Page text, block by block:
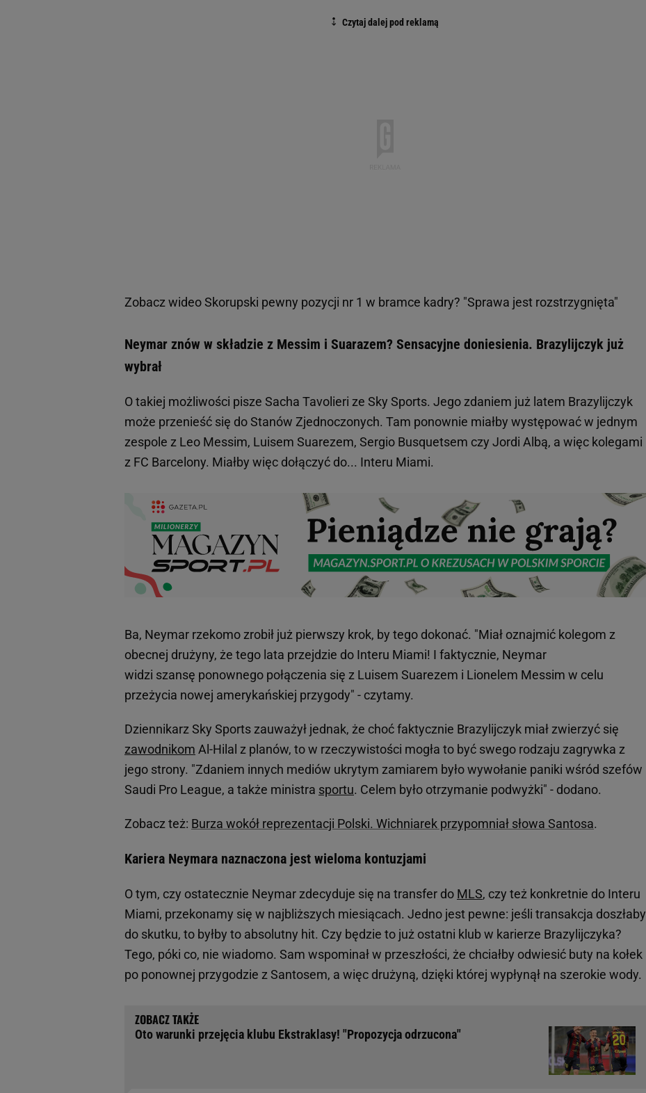
Zobacz wideoSkorupski pewny pozycji nr 1 w bramce kadry? "Sprawa jest rozstrzygnięta"
Neymar znów w składzie z Messim i Suarazem? Sensacyjne doniesienia. Brazylijczyk już
wybrał
O takiej możliwości pisze Sacha Tavolieri ze Sky Sports. Jego zdaniem już latem Brazylijczyk
może przenieść się do Stanów Zjednoczonych. Tam ponownie miałby występować w jednym
zespole z Leo Messim, Luisem Suarezem, Sergio Busquetsem czy Jordi Albą, a więc kolegami
z FC Barcelony. Miałby więc dołączyć do... Interu Miami.
Ba, Neymar rzekomo zrobił już pierwszy krok, by tego dokonać. "Miał oznajmić kolegom z
obecnej drużyny, że tego lata przejdzie do Interu Miami! I faktycznie, Neymar
widzi szansę ponownego połączenia się z Luisem Suarezem i Lionelem Messim w celu
przeżycia nowej amerykańskiej przygody" - czytamy.
Dziennikarz Sky Sports zauważył jednak, że choć faktycznie Brazylijczyk miał zwierzyć się
zawodnikom Al-Hilal z planów, to w rzeczywistości mogła to być swego rodzaju zagrywka z
jego strony. "Zdaniem innych mediów ukrytym zamiarem było wywołanie paniki wśród szefów
Saudi Pro League, a także ministra sportu. Celem było otrzymanie podwyżki" - dodano.
Zobacz też: Burza wokół reprezentacji Polski. Wichniarek przypomniał słowa Santosa.
Kariera Neymara naznaczona jest wieloma kontuzjami
O tym, czy ostatecznie Neymar zdecyduje się na transfer do MLS, czy też konkretnie do Interu
Miami, przekonamy się w najbliższych miesiącach. Jedno jest pewne: jeśli transakcja doszłaby
do skutku, to byłby to absolutny hit. Czy będzie to już ostatni klub w karierze Brazylijczyka?
Tego, póki co, nie wiadomo. Sam wspominał w przeszłości, że chciałby odwiesić buty na kołek
po ponownej przygodzie z Santosem, a więc drużyną, dzięki której wypłynął na szerokie wody.
Oto warunki przejęcia klubu Ekstraklasy! "Propozycja odrzucona"